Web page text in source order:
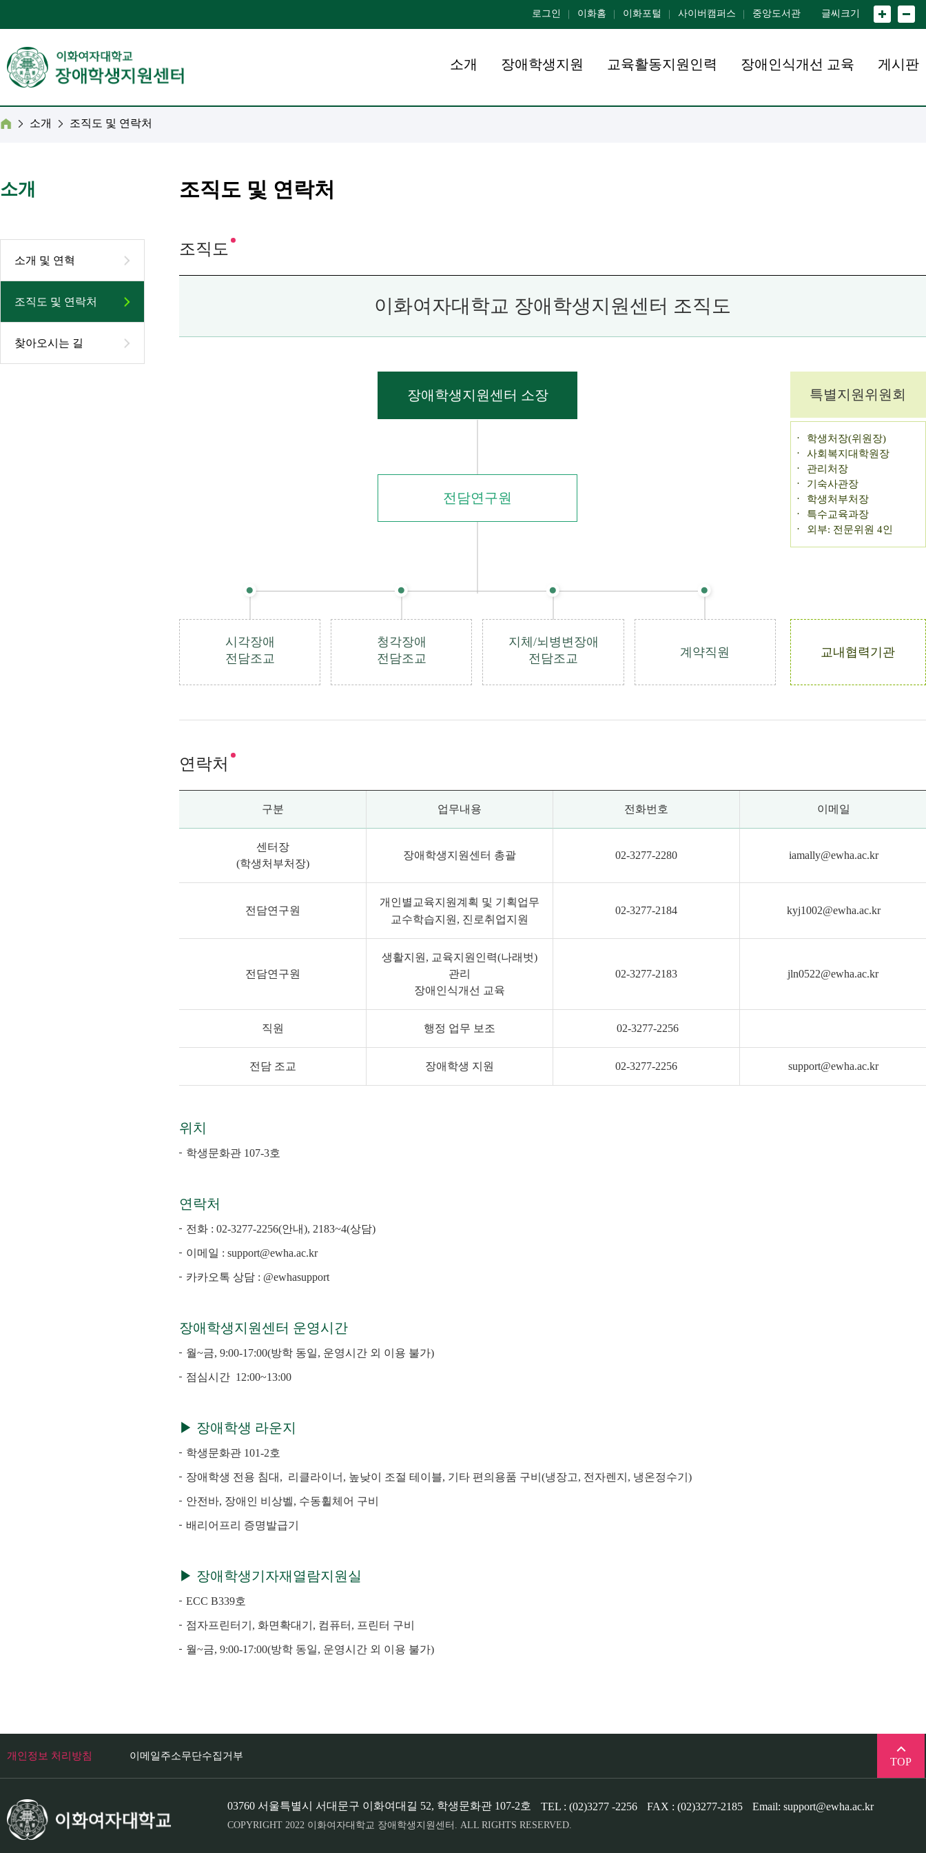
로그인 이화홈 이화포털 사이버캠퍼스 중앙도서관 글씨크기
소개 장애학생지원 교육활동지원인력 장애인식개선 교육 게시판
소개 조직도 및 연락처
소개
소개 및 연혁
조직도 및 연락처
찾아오시는 길
조직도 및 연락처
조직도
이화여자대학교 장애학생지원센터 조직도
장애학생지원센터 소장
전담연구원
시각장애
전담조교
청각장애
전담조교
지체/뇌병변장애
전담조교
계약직원
특별지원위원회
학생처장(위원장)
사회복지대학원장
관리처장
기숙사관장
학생처부처장
특수교육과장
외부: 전문위원 4인
교내협력기관
연락처
구분 업무내용 전화번호 이메일
센터장
(학생처부처장)
장애학생지원센터 총괄 02-3277-2280 iamally@ewha.ac.kr
전담연구원
개인별교육지원계획 및 기획업무
교수학습지원, 진로취업지원
02-3277-2184 kyj1002@ewha.ac.kr
전담연구원
생활지원, 교육지원인력(나래벗)
관리
장애인식개선 교육
02-3277-2183 jln0522@ewha.ac.kr
직원 행정 업무 보조 02-3277-2256
전담 조교 장애학생 지원 02-3277-2256 support@ewha.ac.kr
위치
학생문화관 107-3호
연락처
전화 : 02-3277-2256(안내), 2183~4(상담)
이메일 : support@ewha.ac.kr
카카오톡 상담 : @ewhasupport
장애학생지원센터 운영시간
월~금, 9:00-17:00(방학 동일, 운영시간 외 이용 불가)
점심시간 12:00~13:00
▶ 장애학생 라운지
학생문화관 101-2호
장애학생 전용 침대, 리클라이너, 높낮이 조절 테이블, 기타 편의용품 구비(냉장고, 전자렌지, 냉온정수기)
안전바, 장애인 비상벨, 수동휠체어 구비
배리어프리 증명발급기
▶ 장애학생기자재열람지원실
ECC B339호
점자프린터기, 화면확대기, 컴퓨터, 프린터 구비
월~금, 9:00-17:00(방학 동일, 운영시간 외 이용 불가)
개인정보 처리방침 이메일주소무단수집거부
TOP
03760 서울특별시 서대문구 이화여대길 52, 학생문화관 107-2호 TEL : (02)3277 -2256 FAX : (02)3277-2185 Email: support@ewha.ac.kr
COPYRIGHT 2022 이화여자대학교 장애학생지원센터. ALL RIGHTS RESERVED.